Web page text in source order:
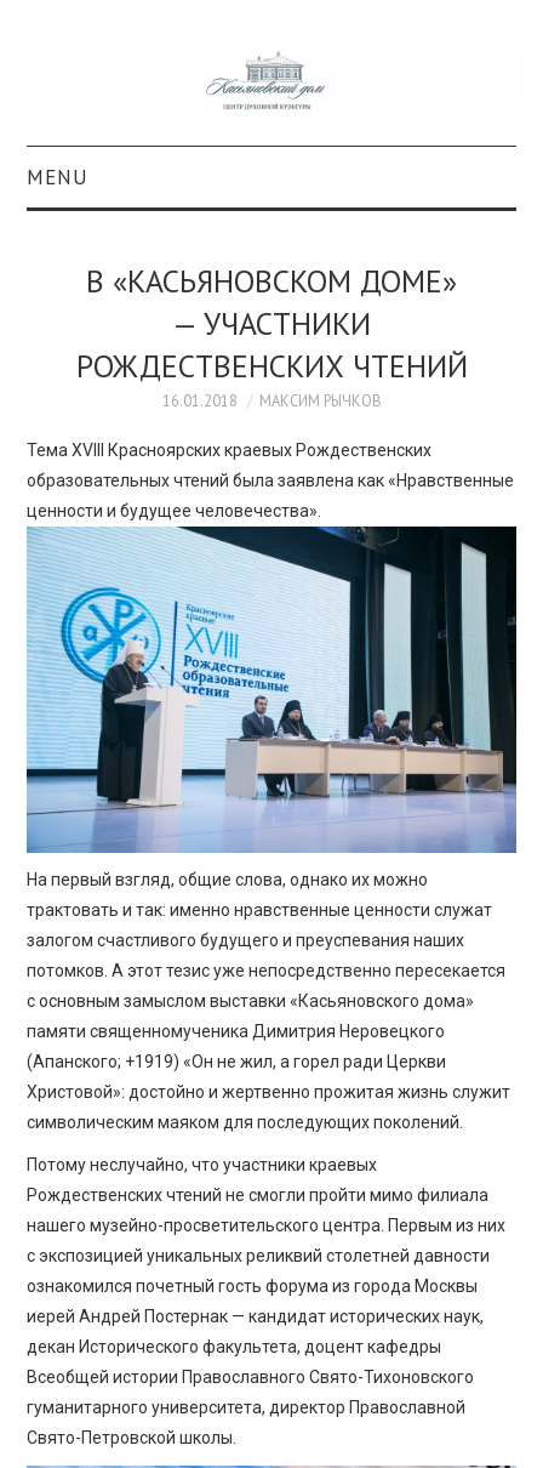
MENU
КОЛЛЕКЦИИ
#КАСДОМ
ОБРАЗОВАНИЕ
ПРОСВЕЩЕНИЕ
В «КАСЬЯНОВСКОМ ДОМЕ»
— УЧАСТНИКИ
РОЖДЕСТВЕНСКИХ ЧТЕНИЙ
16.01.2018 МАКСИМ РЫЧКОВ
Тема XVIII Красноярских краевых Рождественских
образовательных чтений была заявлена как «Нравственные
ценности и будущее человечества».
На первый взгляд, общие слова, однако их можно
трактовать и так: именно нравственные ценности служат
залогом счастливого будущего и преуспевания наших
потомков. А этот тезис уже непосредственно пересекается
с основным замыслом выставки «Касьяновского дома»
памяти священномученика Димитрия Неровецкого
(Апанского; +1919) «Он не жил, а горел ради Церкви
Христовой»: достойно и жертвенно прожитая жизнь служит
символическим маяком для последующих поколений.
Потому неслучайно, что участники краевых
Рождественских чтений не смогли пройти мимо филиала
нашего музейно-просветительского центра. Первым из них
с экспозицией уникальных реликвий столетней давности
ознакомился почетный гость форума из города Москвы
иерей Андрей Постернак — кандидат исторических наук,
декан Исторического факультета, доцент кафедры
Всеобщей истории Православного Свято-Тихоновского
гуманитарного университета, директор Православной
Свято-Петровской школы.